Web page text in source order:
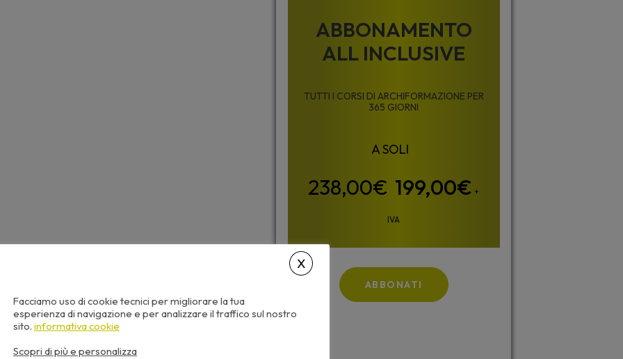
ABBONAMENTO
ALL INCLUSIVE
TUTTI I CORSI DI ARCHIFORMAZIONE PER
365 GIORNI
199,00€ +
IVA
ABBONATI
Facciamo uso di cookie tecnici per migliorare la tua
esperienza di navigazione e per analizzare il traffico sul nostro
sito. informativa cookie
Scopri di più e personalizza